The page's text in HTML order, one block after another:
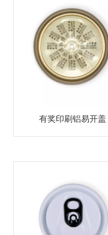
有奖印刷铝易开盖